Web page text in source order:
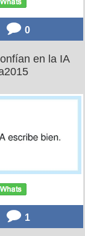
0
en la IA
1